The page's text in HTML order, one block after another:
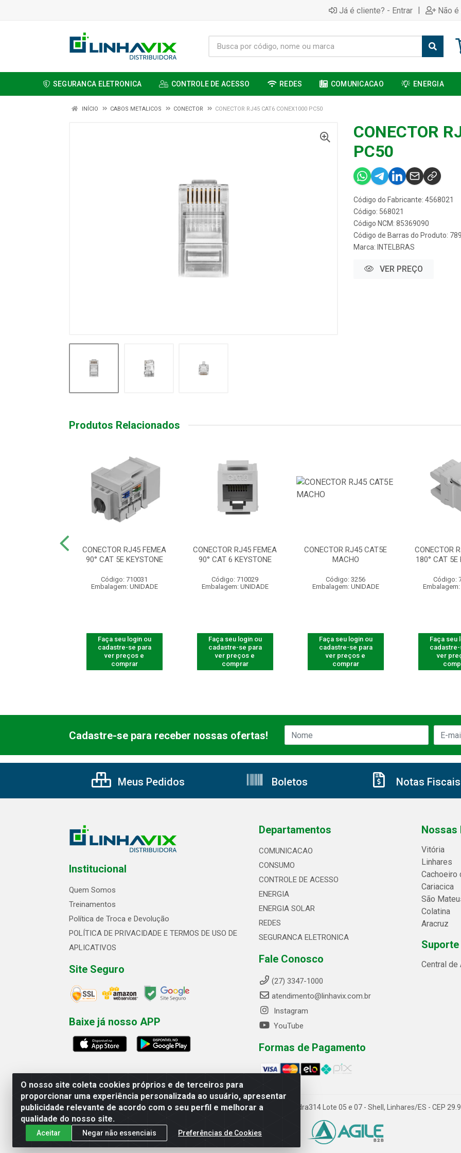
Já é cliente? - Entrar | Não
SEGURANCA ELETRONICA CONTROLE DE ACESSO REDES COMUNICACAO ENERGIA
INÍCIO CABOS METALICOS CONECTOR CONECTOR RJ45 CAT6 CONEX1000 PC50
CONECTOR
PC50
Código do Fabricante: 4568021
Código: 568021
Código NCM: 85369090
Código de Barras do Produto:
Marca: INTELBRAS
VER PREÇO
Produtos Relacionados
CONECTOR RJ45 FEMEA
90° CAT 5E KEYSTONE
Código: 710031
Embalagem: UNIDADE
Faça seu login ou
cadastre-se para
ver preços e
comprar
CONECTOR RJ45 FEMEA
90° CAT 6 KEYSTONE
Código: 710029
Embalagem: UNIDADE
Faça seu login ou
cadastre-se para
ver preços e
comprar
CONECTOR RJ45 CAT5E
MACHO
Código: 3256
Embalagem: UNIDADE
Faça seu login ou
cadastre-se para
ver preços e
comprar
CONECTOR
180° CAT 5E
Código:
Embalagem:
Faça seu
ver
O nosso site coleta cookies próprios e de terceiros para
proporcionar uma experiência personalizada ao usuário, apresentar
publicidade relevante de acordo com o seu perfil e melhorar a
qualidade do nosso site.
Aceitar Negar não essenciais Preferências de Cookies
Cadastre-se para receber nossas ofertas!
Meus Pedidos Boletos Notas Fiscais
Institucional
Quem Somos
Treinamentos
Política de Troca e Devolução
POLÍTICA DE PRIVACIDADE E TERMOS DE USO DE
APLICATIVOS
Site Seguro
Baixe já nosso APP
Departamentos
COMUNICACAO
CONSUMO
CONTROLE DE ACESSO
ENERGIA
ENERGIA SOLAR
REDES
SEGURANCA ELETRONICA
Fale Conosco
(27) 3347-1000
atendimento@linhavix.com.br
Instagram
YouTube
Formas de Pagamento
Nossas
Vitória
Linhares
Cachoeiro
Cariacica
São
Colatina
Aracruz
Central de
Linhavix Distribuidora LTDA - Avenida Alegre, 2521 - Quadra314 Lote 05 e 07 - Shell, Linhares/ES - CEP